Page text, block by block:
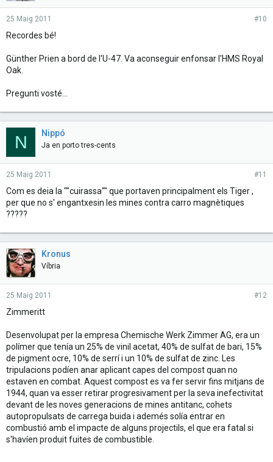
25 Maig 2011 #10
Recordes bé!
Günther Prien a bord de l'U-47. Va aconseguir enfonsar l'HMS Royal
Oak.
Pregunti vosté...
N Nippó
Ja en porto tres-cents
25 Maig 2011 #11
Com es deia la ""cuirassa"" que portaven principalment els Tiger ,
per que no s' engantxesin les mines contra carro magnètiques
?????
Kronus
Víbria
25 Maig 2011 #12
Zimmeritt
Desenvolupat per la empresa Chemische Werk Zimmer AG, era un
polímer que tenía un 25% de vinil acetat, 40% de sulfat de bari, 15%
de pigment ocre, 10% de serrí i un 10% de sulfat de zinc. Les
tripulacions podíen anar aplicant capes del compost quan no
estaven en combat. Aquest compost es va fer servir fins mitjans de
1944, quan va esser retirar progresivament per la seva inefectivitat
devant de les noves generacions de mines antitanc, cohets
autopropulsats de carrega buida i ademés solía entrar en
combustió amb el impacte de alguns projectils, el que era fatal si
s'havíen produit fuites de combustible.